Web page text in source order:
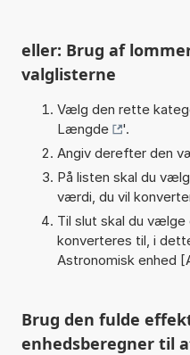
eller: Brug af
valglisterne
Vælg den rette
Længde
'.
Angiv derefter den
På listen skal du
værdi, du vil
Til slut skal du
konverteres til, i
Astronomisk enhed
Brug den fulde
enhedsberegner til